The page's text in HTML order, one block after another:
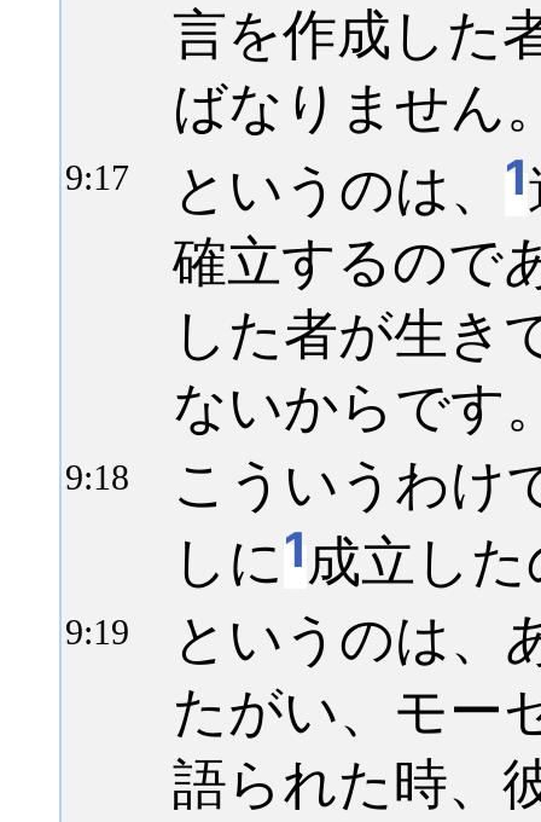
言を作成した
ばなりません
9:17 というのは、 1
確立するので
した者が生き
ないからです
9:18
こういうわけ
しに1成立し
9:19
というのは、
たがい、モー
語られた時、